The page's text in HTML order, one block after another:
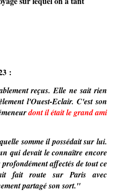
:
reçus. Elle ne sait rien
l'Ouest-Eclair. C'est son
dont il était le grand ami
somme il possédait sur lui.
qui devait le connaître encore
affectés de tout ce
fait route sur Paris avec
partagé son sort."